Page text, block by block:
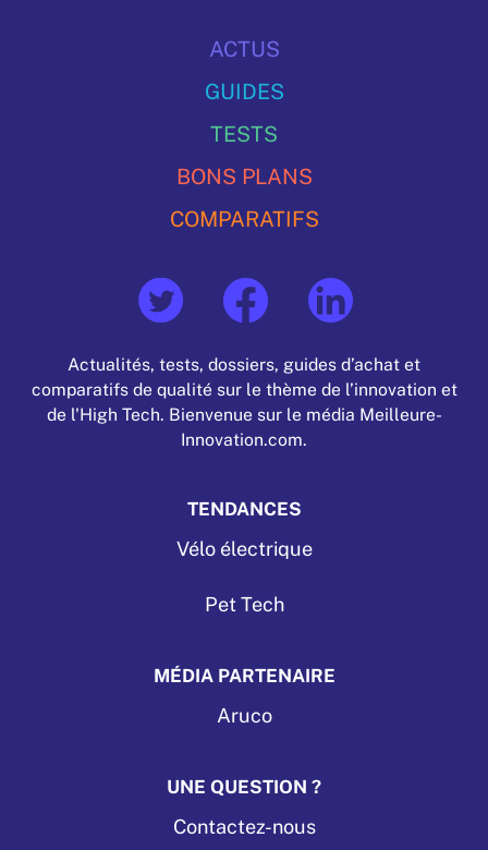
ACTUS
GUIDES
TESTS
BONS PLANS
COMPARATIFS
Actualités, tests, dossiers, guides d’achat et
comparatifs de qualité sur le thème de l’innovation et
de l'High Tech. Bienvenue sur le média Meilleure-
Innovation.com.
TENDANCES
Vélo électrique
Pet Tech
MÉDIA PARTENAIRE
Aruco
UNE QUESTION ?
Contactez-nous